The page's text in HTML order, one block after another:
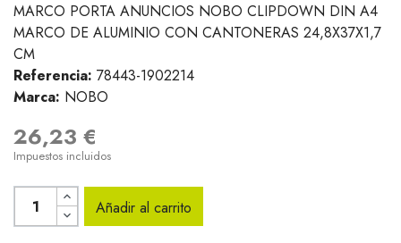
MARCO PORTA ANUNCIOS NOBO CLIPDOWN DIN A4
MARCO DE ALUMINIO CON CANTONERAS 24,8X37X1,7
CM
Referencia: 78443-1902214
Marca: NOBO
26,23 €
Impuestos incluidos
Añadir al carrito